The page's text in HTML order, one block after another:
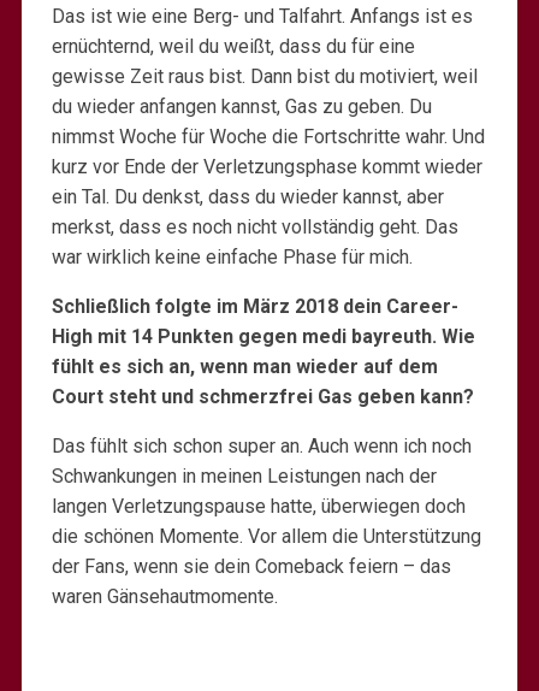
Das ist wie eine Berg- und Talfahrt. Anfangs ist es
ernüchternd, weil du weißt, dass du für eine
gewisse Zeit raus bist. Dann bist du motiviert, weil
du wieder anfangen kannst, Gas zu geben. Du
nimmst Woche für Woche die Fortschritte wahr. Und
kurz vor Ende der Verletzungsphase kommt wieder
ein Tal. Du denkst, dass du wieder kannst, aber
merkst, dass es noch nicht vollständig geht. Das
war wirklich keine einfache Phase für mich.
Schließlich folgte im März 2018 dein Career-
High mit 14 Punkten gegen medi bayreuth. Wie
fühlt es sich an, wenn man wieder auf dem
Court steht und schmerzfrei Gas geben kann?
Das fühlt sich schon super an. Auch wenn ich noch
Schwankungen in meinen Leistungen nach der
langen Verletzungspause hatte, überwiegen doch
die schönen Momente. Vor allem die Unterstützung
der Fans, wenn sie dein Comeback feiern – das
waren Gänsehautmomente.